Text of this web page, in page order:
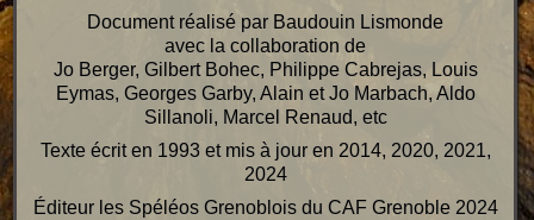
Document réalisé par Baudouin Lismonde
avec la collaboration de
Jo Berger, Gilbert Bohec, Philippe Cabrejas, Louis
Eymas, Georges Garby, Alain et Jo Marbach, Aldo
Sillanoli, Marcel Renaud, etc
Texte écrit en 1993 et mis à jour en 2014, 2020, 2021,
2024
Éditeur les Spéléos Grenoblois du CAF Grenoble 2024